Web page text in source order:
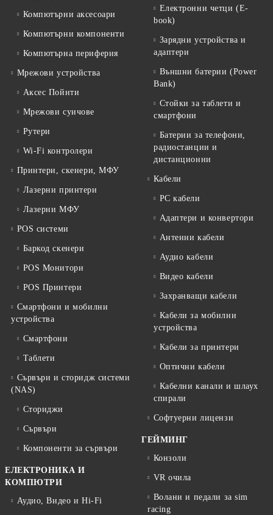
Компютърни аксесоари
Компютърни компоненти
Компютърна периферия
Мрежови устройства
Аксес Пойнти
Мрежови суичове
Рутери
Wi-Fi контролери
Принтери, скенери, МФУ
Лазерни принтери
Лазерни МФУ
POS системи
Баркод скенери
POS Монитори
POS Принтери
Смартфони и мобилни
устройства
Смартфони
Таблети
Сървъри и сторидж системи
(NAS)
Сториджи
Сървъри
Компоненти за сървъри
ЕЛЕКТРОНИКА И
КОМПЮТРИ
Аудио, Видео и Hi-Fi
Електронни четци (E-
book)
Зарядни устройства и
адаптери
Външни батерии (Power
Bank)
Стойки за таблети и
смартфони
Батерии за телефони,
радиостанции и
дистанционни
Кабели
PC кабели
Адаптери и конвертори
Антенни кабели
Аудио кабели
Видео кабели
Захранващи кабели
Кабели за мобилни
устройства
Кабели за принтери
Оптични кабели
Кабелни канали и шлаух
спирали
Софтуерни лицензи
ГЕЙМИНГ
Конзоли
VR очила
Волани и педали за sim
racing